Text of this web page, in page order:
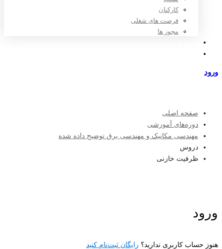
کارکنان
فرصت های شغلی
مجوز ها
ورود
صفحه اصلی
دوره‌های آموزشی
مهندسی مکانیک و مهندسی برق توضیح داده شده
دروس
ظرفیت خازنی
ورود
هنوز حساب کاربری ندارید؟ رایگان ثبت‌نام کنید